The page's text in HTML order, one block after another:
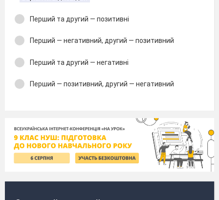
Перший та другий — позитивні
Перший — негативний, другий — позитивний
Перший та другий — негативні
Перший — позитивний, другий — негативний